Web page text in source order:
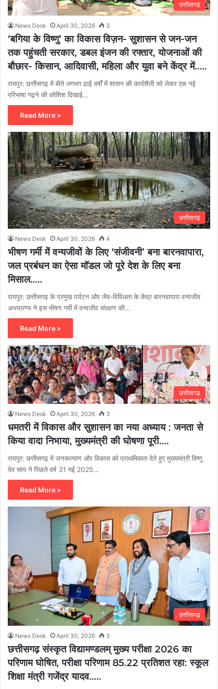
छत्तीसगढ़
News Desk April 30, 2026 3
‘बगिया के विष्णु’ का विकास विज़न- सुशासन से जन-जन
तक पहुंचती सरकार, डबल इंजन की रफ्तार, योजनाओं की
बौछार- किसान, आदिवासी, महिला और युवा बने केंद्र में…..
रायपुर: छत्तीसगढ़ में बीते लगभग ढाई वर्षों में शासन की कार्यशैली को लेकर एक नई
परिभाषा गढ़ने की कोशिश दिखाई…
Read More »
छत्तीसगढ़
News Desk April 30, 2026 4
भीषण गर्मी में वन्यजीवों के लिए ‘संजीवनी’ बना बारनवापारा,
जल प्रबंधन का ऐसा मॉडल जो पूरे देश के लिए बना
मिसाल…..
रायपुर: छत्तीसगढ़ के प्रमुख पर्यटन और जैव-विविधता के केंद्र बारनवापारा वन्यजीव
अभयारण्य ने इस भीषण गर्मी में वन्यजीव संरक्षण की…
Read More »
छत्तीसगढ़
News Desk April 30, 2026 3
धमतरी में विकास और सुशासन का नया अध्याय : जनता से
किया वादा निभाया, मुख्यमंत्री की घोषणा पूरी….
रायपुर: छत्तीसगढ़ में जनकल्याण और विकास को प्राथमिकता देते हुए मुख्यमंत्री विष्णु
देव साय ने पिछले वर्ष 31 मई 2025…
Read More »
छत्तीसगढ़
News Desk April 30, 2026 3
छत्तीसगढ़ संस्कृत विद्यामण्डलम् मुख्य परीक्षा 2026 का
परिणाम घोषित, परीक्षा परिणाम 85.22 प्रतिशत रहा: स्कूल
शिक्षा मंत्री गजेंद्र यादव…..